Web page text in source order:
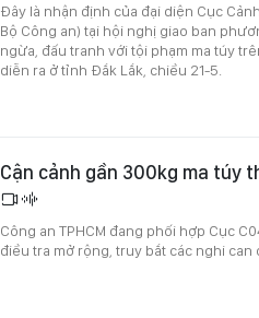
Đây là nhận định của đại diện Cục
Bộ Công an) tại hội nghị giao ban
ngừa, đấu tranh với tội phạm ma túy
diễn ra ở tỉnh Đắk Lắk, chiều 21-5.
Cận cảnh gần 300kg ma túy
Công an TPHCM đang phối hợp Cục
điều tra mở rộng, truy bắt các nghi can